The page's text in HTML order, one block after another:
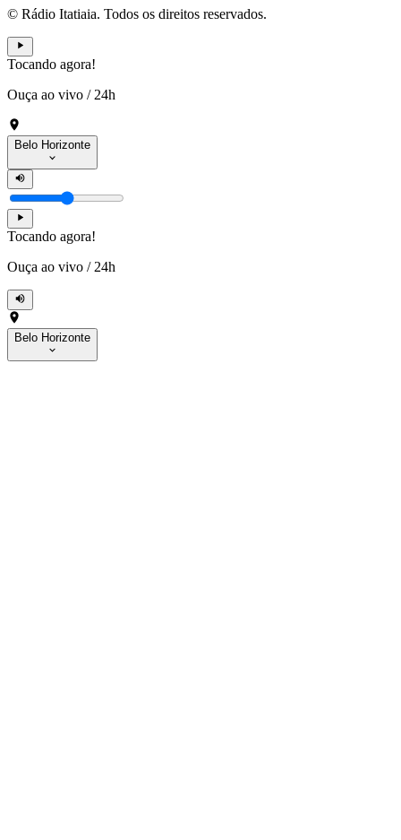
© Rádio Itatiaia. Todos os direitos reservados.
Tocando agora!
Ouça ao vivo / 24h
Belo Horizonte
Tocando agora!
Ouça ao vivo / 24h
Belo Horizonte